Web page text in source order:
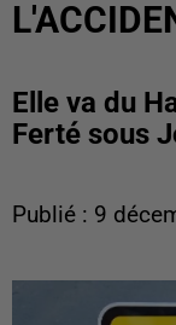
Elle va du
Ferté sous
Publié : 9